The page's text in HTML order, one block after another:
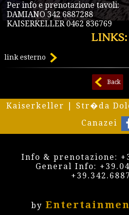
Per info e prenotazione tavoli:
DAMIANO 342 6887288
KAISERKELLER 0462 836769
LINKS:
link esterno
Back
Kaiserkeller | Str�da
Canazei
Info & prenotazione:
General Info:
by